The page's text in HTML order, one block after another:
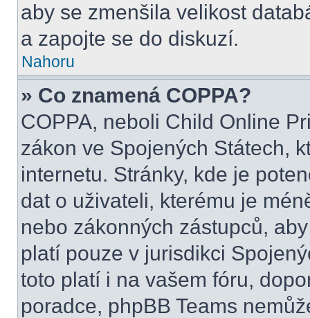
aby se zmenšila velikost
a zapojte se do diskuzí.
Nahoru
» Co znamená COPPA?
COPPA, neboli Child Online
zákon ve Spojených Státech,
internetu. Stránky, kde je
dat o uživateli, kterému je
nebo zákonných zástupců,
platí pouze v jurisdikci
toto platí i na vašem fóru,
poradce, phpBB Teams